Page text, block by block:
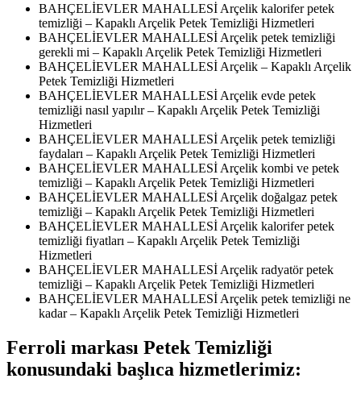
BAHÇELİEVLER MAHALLESİ Arçelik kalorifer petek
temizliği – Kapaklı Arçelik Petek Temizliği Hizmetleri
BAHÇELİEVLER MAHALLESİ Arçelik petek temizliği
gerekli mi – Kapaklı Arçelik Petek Temizliği Hizmetleri
BAHÇELİEVLER MAHALLESİ Arçelik – Kapaklı Arçelik
Petek Temizliği Hizmetleri
BAHÇELİEVLER MAHALLESİ Arçelik evde petek
temizliği nasıl yapılır – Kapaklı Arçelik Petek Temizliği
Hizmetleri
BAHÇELİEVLER MAHALLESİ Arçelik petek temizliği
faydaları – Kapaklı Arçelik Petek Temizliği Hizmetleri
BAHÇELİEVLER MAHALLESİ Arçelik kombi ve petek
temizliği – Kapaklı Arçelik Petek Temizliği Hizmetleri
BAHÇELİEVLER MAHALLESİ Arçelik doğalgaz petek
temizliği – Kapaklı Arçelik Petek Temizliği Hizmetleri
BAHÇELİEVLER MAHALLESİ Arçelik kalorifer petek
temizliği fiyatları – Kapaklı Arçelik Petek Temizliği
Hizmetleri
BAHÇELİEVLER MAHALLESİ Arçelik radyatör petek
temizliği – Kapaklı Arçelik Petek Temizliği Hizmetleri
BAHÇELİEVLER MAHALLESİ Arçelik petek temizliği ne
kadar – Kapaklı Arçelik Petek Temizliği Hizmetleri
Ferroli markası Petek Temizliği
konusundaki başlıca hizmetlerimiz: